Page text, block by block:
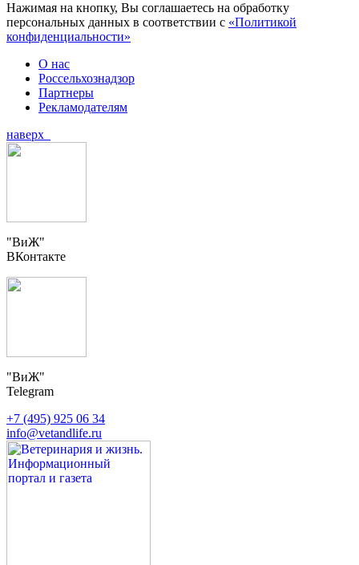
Нажимая на кнопку, Вы соглашаетесь на обработку
персональных данных в соответствии с «Политикой
конфиденциальности»
О нас
Россельхознадзор
Партнеры
Рекламодателям
наверх
"ВиЖ"
ВКонтакте
"ВиЖ"
Telegram
+7 (495) 925 06 34
info@vetandlife.ru